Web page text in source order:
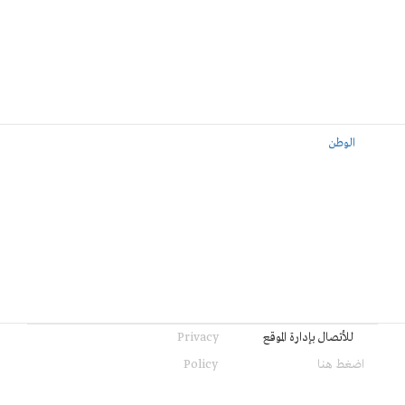
الوطن
للأتصال بإدارة الموقع
اضغط هنا
Privacy
Policy